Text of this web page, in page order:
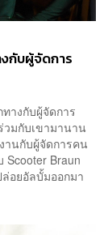
กับผู้จัดการ
างกับผู้จัดการ
วมกับเขามานาน
านกับผู้จัดการคน
Braun
อยอัลบั้มออกมา